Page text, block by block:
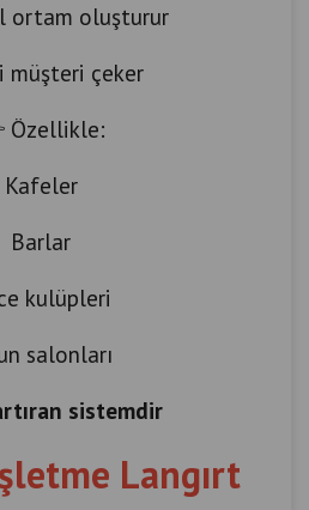
ortam oluşturur
müşteri çeker
Özellikle:
Kafeler
Barlar
kulüpleri
salonları
sistemdir
Langırt